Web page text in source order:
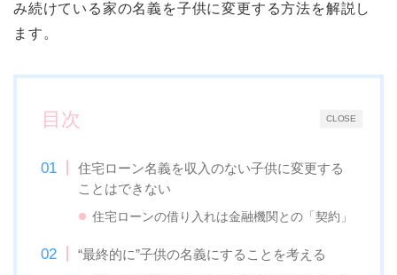
み続けている家の名義を子供に変更する方法を解説し
ます。
CLOSE
目次
住宅ローン名義を収入のない子供に変更する
ことはできない
住宅ローンの借り入れは金融機関との「契約」
“最終的に”子供の名義にすることを考える